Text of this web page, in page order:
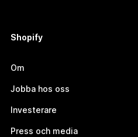
Shopify
Om
Jobba hos oss
Investerare
Press och media